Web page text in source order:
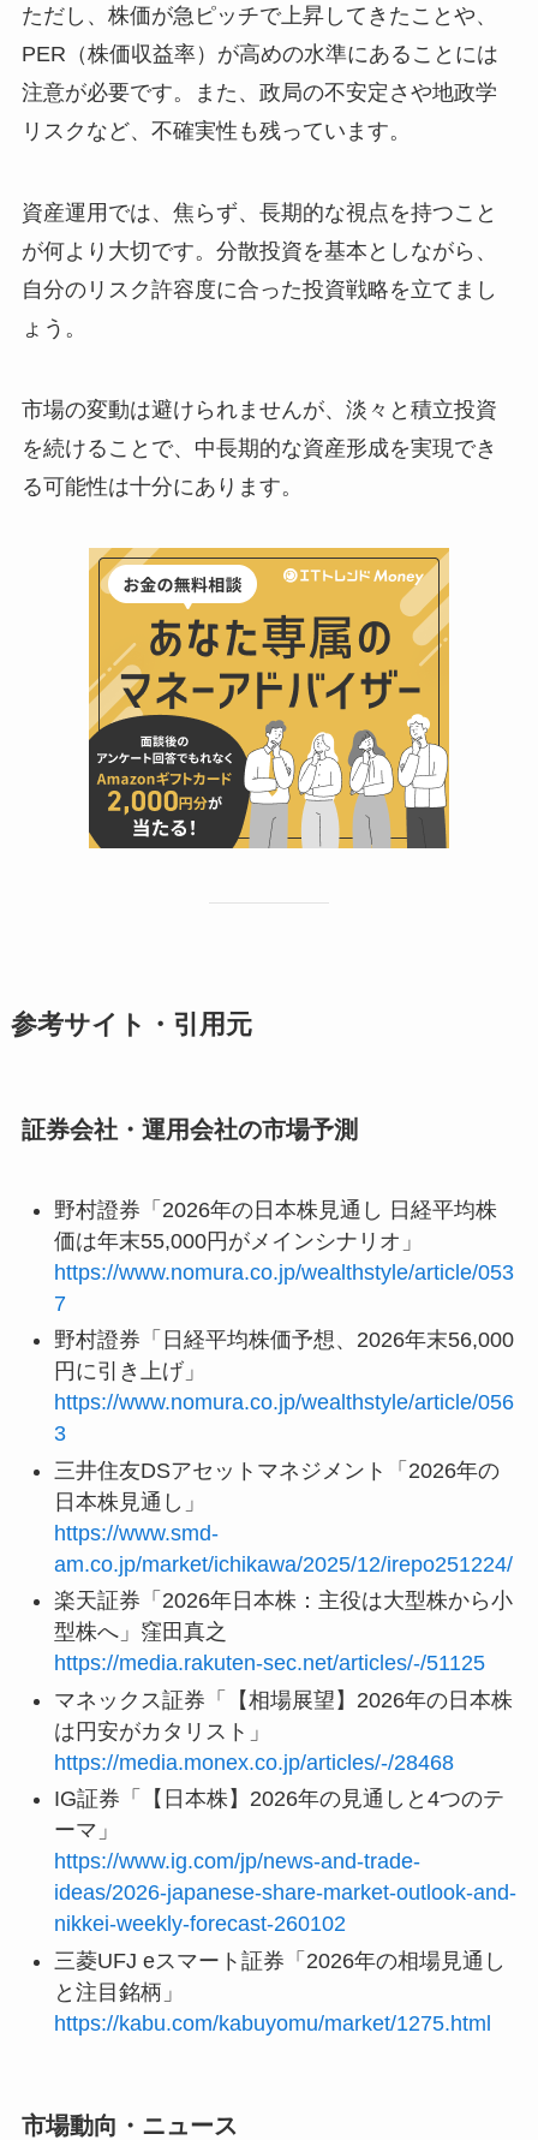
ただし、株価が急ピッチで上昇してきたことや、
PER（株価収益率）が高めの水準にあることには
注意が必要です。また、政局の不安定さや地政学
リスクなど、不確実性も残っています。
資産運用では、焦らず、長期的な視点を持つこと
が何より大切です。分散投資を基本としながら、
自分のリスク許容度に合った投資戦略を立てまし
ょう。
市場の変動は避けられませんが、淡々と積立投資
を続けることで、中長期的な資産形成を実現でき
る可能性は十分にあります。
参考サイト・引用元
証券会社・運用会社の市場予測
野村證券「2026年の日本株見通し 日経平均株
価は年末55,000円がメインシナリオ」
https://www.nomura.co.jp/wealthstyle/article/053
7
野村證券「日経平均株価予想、2026年末56,000
円に引き上げ」
https://www.nomura.co.jp/wealthstyle/article/056
3
三井住友DSアセットマネジメント「2026年の
日本株見通し」
https://www.smd-
am.co.jp/market/ichikawa/2025/12/irepo251224/
楽天証券「2026年日本株：主役は大型株から小
型株へ」窪田真之
https://media.rakuten-sec.net/articles/-/51125
マネックス証券「【相場展望】2026年の日本株
は円安がカタリスト」
https://media.monex.co.jp/articles/-/28468
IG証券「【日本株】2026年の見通しと4つのテ
ーマ」
https://www.ig.com/jp/news-and-trade-
ideas/2026-japanese-share-market-outlook-and-
nikkei-weekly-forecast-260102
三菱UFJ eスマート証券「2026年の相場見通し
と注目銘柄」
https://kabu.com/kabuyomu/market/1275.html
市場動向・ニュース